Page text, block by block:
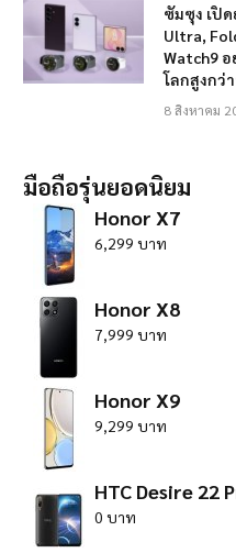
ซัมซุง เปิด
Ultra,
Watch9
โลกสูงกว่
8 สิงหาคม
มือถือรุ่นยอดนิยม
Honor X7
6,299 บาท
Honor X8
7,999 บาท
Honor X9
9,299 บาท
HTC Desire 22
0 บาท